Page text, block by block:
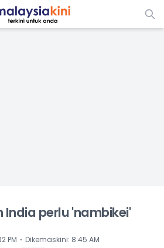
ADS
perlu 'nambikei'
PM ⋅ Dikemaskini: 8:45 AM